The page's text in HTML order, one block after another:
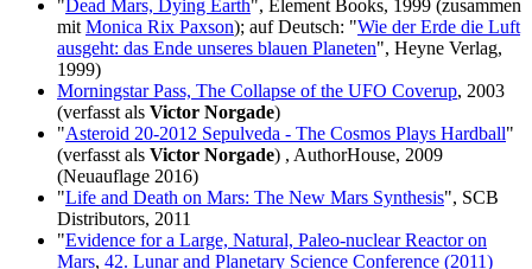
"Dead Mars, Dying Earth", Element Books, 1999 (zusammen
mitMonica Rix Paxson); auf Deutsch: "Wie der Erde die Luft
ausgeht: das Ende unseres blauen Planeten", Heyne Verlag,
1999)
Morningstar Pass, The Collapse of the UFO Coverup, 2003
(verfasst als Victor Norgade)
"Asteroid 20-2012 Sepulveda - The Cosmos Plays Hardball"
(verfasst als Victor Norgade) , AuthorHouse, 2009
(Neuauflage 2016)
"Life and Death on Mars: The New Mars Synthesis", SCB
Distributors, 2011
"Evidence for a Large, Natural, Paleo-nuclear Reactor on
Mars, 42. Lunar and Planetary Science Conference (2011)